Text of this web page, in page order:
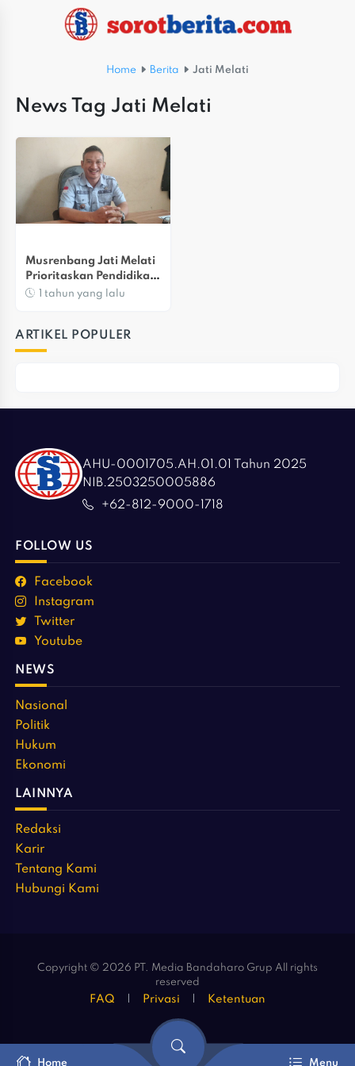
Home Berita Jati Melati
News Tag Jati Melati
Musrenbang Jati Melati
Prioritaskan Pendidikan
Dan Infrastruktur
1 tahun yang lalu
ARTIKEL POPULER
AHU-0001705.AH.01.01 Tahun 2025
NIB.2503250005886
+62-812-9000-1718
FOLLOW US
Facebook
Instagram
Twitter
Youtube
NEWS
Nasional
Politik
Hukum
Ekonomi
LAINNYA
Redaksi
Karir
Tentang Kami
Hubungi Kami
Copyright © 2026 PT. Media Bandaharo Grup All rights
reserved
FAQ Privasi Ketentuan
Home Menu